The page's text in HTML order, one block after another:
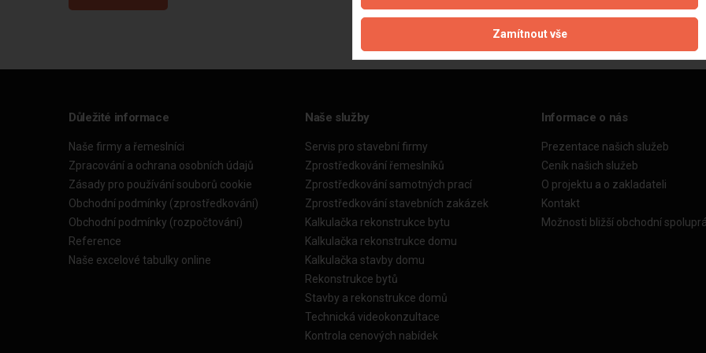
Důležité informace
Naše firmy a řemeslníci
Zpracování a ochrana osobních údajů
Zásady pro používání souborů cookie
Obchodní podmínky (zprostředkování)
Obchodní podmínky (rozpočtování)
Reference
Naše excelové tabulky online
Naše služby
Servis pro stavební firmy
Zprostředkování řemeslníků
Zprostředkování samotných prací
Zprostředkování stavebních zakázek
Kalkulačka rekonstrukce bytu
Kalkulačka rekonstrukce domu
Kalkulačka stavby domu
Rekonstrukce bytů
Stavby a rekonstrukce domů
Technická videokonzultace
Kontrola cenových nabídek
Informace o nás
Prezentace našich služeb
Ceník našich služeb
O projektu a o zakladateli
Kontakt
Možnosti bližší obchodní
Zamítnout vše